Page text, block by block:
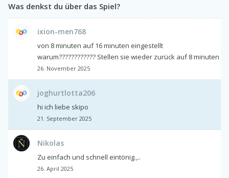
Was denkst du über das Spiel?
ixion-men768
von 8 minuten auf 16 minuten eingestellt
warum???????????? Stellen sie wieder zurück auf 8 minuten
26. November 2025
joghurtlotta206
hi ich liebe skipo
21. September 2025
Nikolas
Zu einfach und schnell eintönig.,..
26. April 2025